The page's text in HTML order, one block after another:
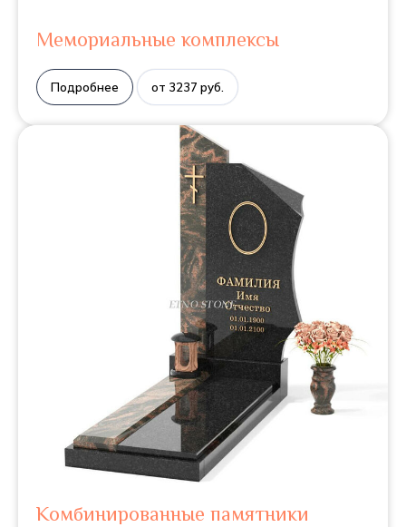
Мемориальные комплексы
Подробнее от 3237 руб.
Комбинированные памятники